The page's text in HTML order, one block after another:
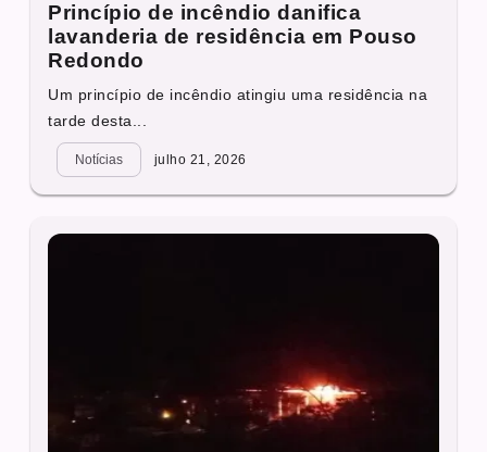
Princípio de incêndio danifica
lavanderia de residência em Pouso
Redondo
Um princípio de incêndio atingiu uma residência na
tarde desta...
Notícias julho 21, 2026